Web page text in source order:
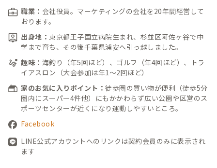
戸川インド人会」会長チャンドラニさんが営む北インド料理
店）
職業： 会社役員。マーケティングの会社を20年間経営して
おります。
出身地： 東京都王子国立病院生まれ、杉並区阿佐ヶ谷で中
学まで育ち、その後千葉県浦安へ引っ越しました。
趣味： 海釣り（年5回ほど）、ゴルフ（年4回ほど）、トラ
イアスロン（大会参加は年1～2回ほど）
家のお気に入りポイント： 徒歩圏の買い物が便利（徒歩5分
圏内にスーパー4件他）にもかかわらず広い公園や区営のス
ポーツセンターが近くになり運動しやすいところ。
Facebook
LINE公式アカウントへのリンクは契約会員のみに表示され
ます